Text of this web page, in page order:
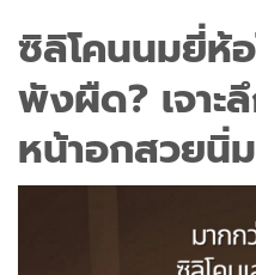
ซิลิโคนนมยี่ห้
พังผืด? เจาะ
หน้าอกสวยนิ่